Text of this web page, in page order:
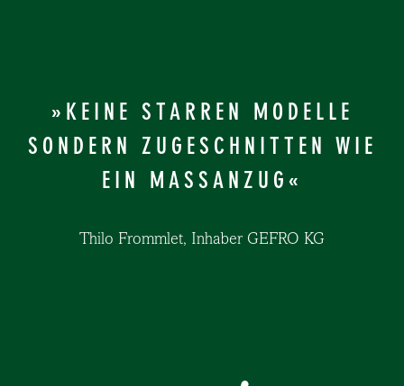
»KEINE STARREN MODELLE
SONDERN ZUGESCHNITTEN WIE
EIN MASSANZUG«
Thilo Frommlet, Inhaber GEFRO KG